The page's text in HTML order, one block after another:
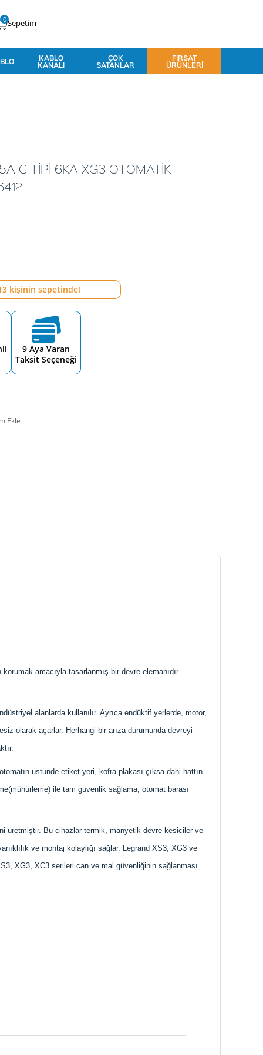
Sepetim
0
KABLO
KANALI
ÇOK
SATANLAR
FIRSAT
ÜRÜNLERI
C TİPİ 6KA XG3 OTOMATİK
kişinin sepetinde!
9 Aya Varan
Taksit Seçeneği
Ekle
amacıyla tasarlanmış bir devre elemanıdır.
alanlarda kullanılır. Ayrıca endüktif yerlerde, motor,
olarak açarlar. Herhangi bir arıza durumunda devreyi
üstünde etiket yeri, kofra plakası çıksa dahi hattın
ile tam güvenlik sağlama, otomat barası
üretmiştir. Bu cihazlar termik, manyetik devre kesiciler ve
ve montaj kolaylığı sağlar. Legrand XS3, XG3 ve
XG3, XC3 serileri can ve mal güvenliğinin sağlanması